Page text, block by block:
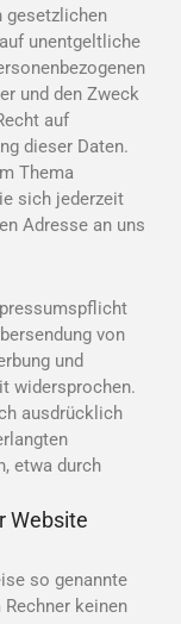
gesetzlichen
unentgeltliche
und den Zweck
auf
dieser Daten.
Thema
sich jederzeit
Adresse an uns
von
und
widersprochen.
ausdrücklich
etwa durch
Website
so genannte
keinen